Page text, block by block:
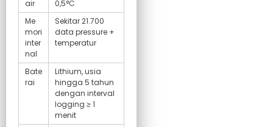
air
0,5°C
Me
mori
inter
nal
Sekitar 21.700
data pressure +
temperatur
Bate
rai
Lithium, usia
hingga 5 tahun
dengan interval
logging ≥ 1
menit